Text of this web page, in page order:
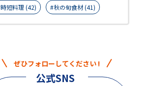
時短料理 (42) 秋の旬食材 (41)
ぜひフォローしてください !
公式SNS